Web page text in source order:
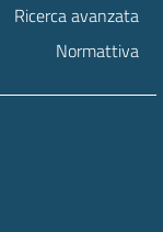
Ricerca avanzata
Normattiva